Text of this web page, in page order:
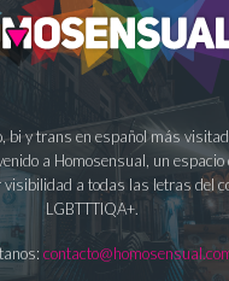
bi y trans en español más
a Homosensual, un espacio
a todas las letras del
LGBTTTIQA+.